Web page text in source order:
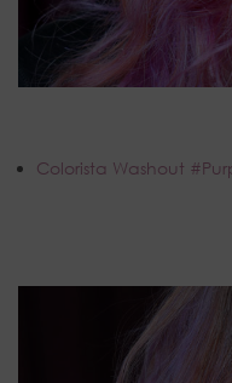
Colorista Washout